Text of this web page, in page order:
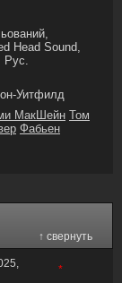
Head Sound,
Уитфилд
МакШейн Том
Фабьен
↑ свернуть
*